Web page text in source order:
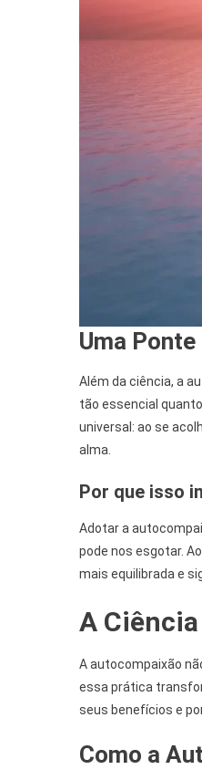
Uma
Além da ciência, a
tão essencial
universal: ao se
alma.
Por que isso
Adotar a
pode nos esgotar.
mais equilibrada e
A
A autocompaixão
essa prática
seus benefícios e
Como a